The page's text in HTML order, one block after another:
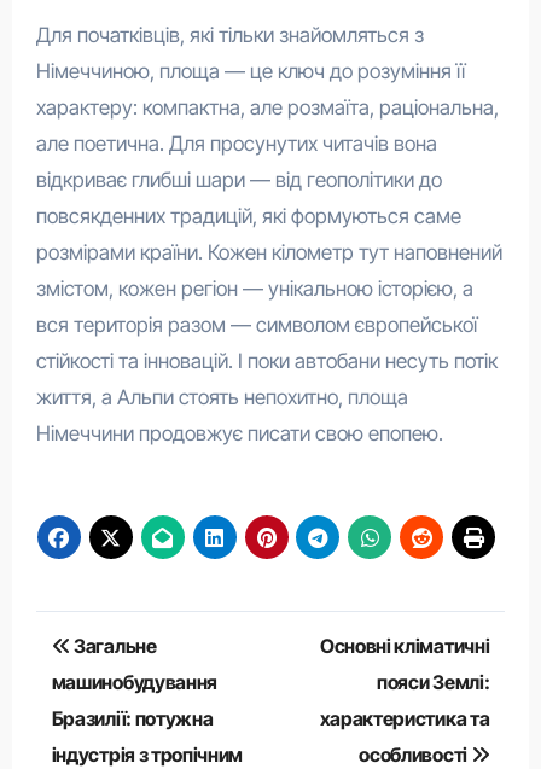
Для початківців, які тільки знайомляться з
Німеччиною, площа — це ключ до розуміння її
характеру: компактна, але розмаїта, раціональна,
але поетична. Для просунутих читачів вона
відкриває глибші шари — від геополітики до
повсякденних традицій, які формуються саме
розмірами країни. Кожен кілометр тут наповнений
змістом, кожен регіон — унікальною історією, а
вся територія разом — символом європейської
стійкості та інновацій. І поки автобани несуть потік
життя, а Альпи стоять непохитно, площа
Німеччини продовжує писати свою епопею.
Навігація
записів
Загальне
машинобудування
Бразилії: потужна
індустрія з тропічним
Основні кліматичні
пояси Землі:
характеристика та
особливості